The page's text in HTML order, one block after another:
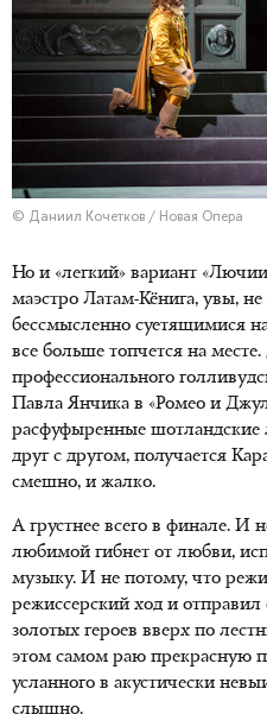
© Даниил Кочетков / Новая Опера
Но и «легкий» вариант
маэстро Латам-Кёнига, увы, не
бессмысленно суетящимися
все больше топчется на
профессионального
Павла Янчика в «Ромео и
расфуфыренные
друг с другом, получается
смешно, и жалко.
А грустнее всего в финале. И
любимой гибнет от любви,
музыку. И не потому, что
режиссерский ход и отправил
золотых героев вверх по
этом самом раю прекрасную
усланного в акустически
слышно.